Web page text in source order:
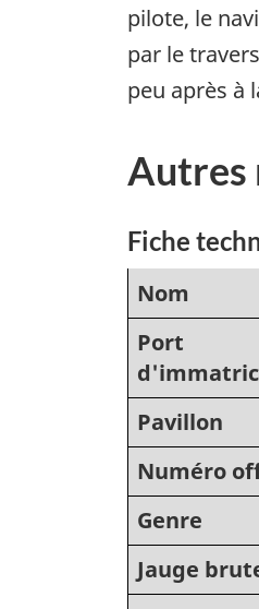
pilote, le
par le
peu après à
Autres
Fiche
Nom
Port
Pavillon
Numéro
Genre
Jauge